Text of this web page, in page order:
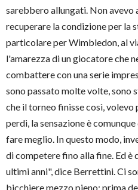
sarebbero allungati. Non avevo
recuperare la condizione per la
particolare per Wimbledon, al
l'amarezza di un giocatore che
combattere con una serie
sono passato molte volte, sono
che il torneo finisse così, volevo
perdi, la sensazione è
fare meglio. In questo modo,
di competere fino alla fine. Ed è
ultimi anni", dice Berrettini. Ci
bicchiere mezzo pieno: prima